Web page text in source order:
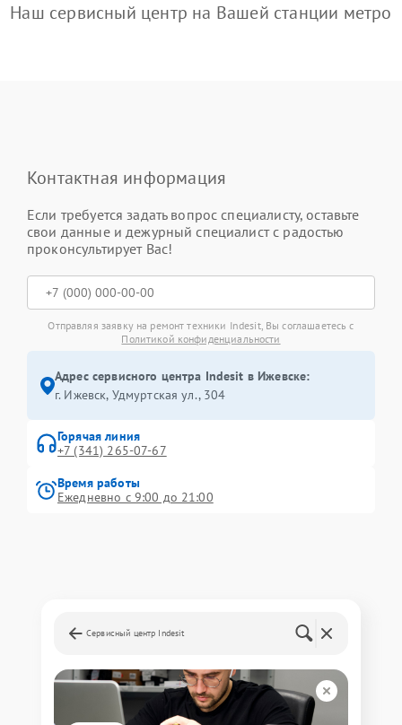
Наш сервисный центр на Вашей станции метро
Контактная информация
Если требуется задать вопрос специалисту, оставьте
свои данные и дежурный специалист с радостью
проконсультирует Вас!
Отправляя заявку на ремонт техники Indesit, Вы соглашаетесь с
Политикой конфиденциальности
Адрес сервисного центра Indesit в Ижевске:
г. Ижевск, Удмуртская ул., 304
Горячая линия
+7 (341) 265-07-67
Время работы
Ежедневно с 9:00 до 21:00
Сервисный центр Indesit